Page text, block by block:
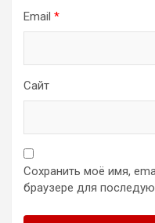
Email *
Сайт
Сохранить моё имя,
браузере для